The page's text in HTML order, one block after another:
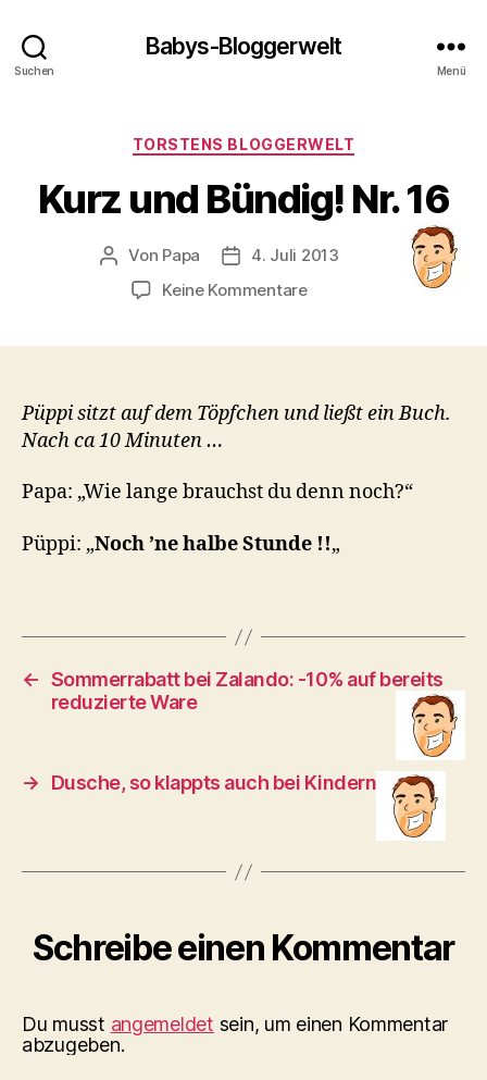
Suchen
Babys-Bloggerwelt
Menü
Kategorien
TORSTENS BLOGGERWELT
Kurz und Bündig! Nr. 16
Beitragsautor
Von Papa Veröffentlichungsdatum
4. Juli 2013
Keine Kommentarezu
16
Püppi sitzt auf dem Töpfchen und ließt ein Buch.
Nach ca 10 Minuten …
Papa: „Wie lange brauchst du denn noch?“
Püppi: „Noch ’ne halbe Stunde !!„
← Sommerrabatt bei Zalando: -10% auf bereits
reduzierte Ware
→ Dusche, so klappts auch bei Kindern
Schreibe einen Kommentar
Du musst angemeldet sein, um einen Kommentar
abzugeben.